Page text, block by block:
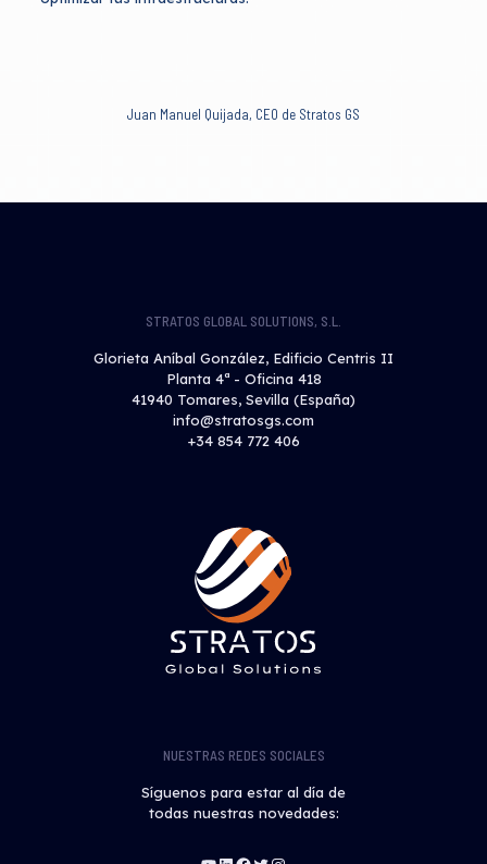
Juan Manuel Quijada, CEO de Stratos GS
STRATOS GLOBAL SOLUTIONS, S.L.
Glorieta Aníbal González, Edificio Centris II
Planta 4ª - Oficina 418
41940 Tomares, Sevilla (España)
info@stratosgs.com
+34 854 772 406
NUESTRAS REDES SOCIALES
Síguenos para estar al día de
todas nuestras novedades: